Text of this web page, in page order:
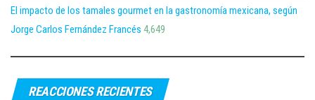
El impacto de los tamales gourmet en la gastronomía mexicana, según
Jorge Carlos Fernández Francés 4,649
REACCIONES RECIENTES